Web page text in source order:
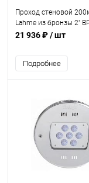
Проход стеновой
Lahme из бронзы 2"
(универсал) (3000050)
21 936 ₽/ шт
Подробнее